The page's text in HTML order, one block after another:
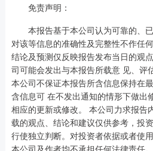
免责声明：
本报告基于本公司认为可靠的、已
对该等信息的准确性及完整性不作任
结论及预测仅反映报告发布当日的观
司可能会发出与本报告所载意 见、评
本公司不保证本报告所含信息保持在
含信息可 在不发出通知的情形下做出
相应的更新或修改。 本公司力求报告
载的观点、结论和建议仅供参考，投
行使独立判断。对投资者依据或者使
本公司及作者均不承担任何法律责任